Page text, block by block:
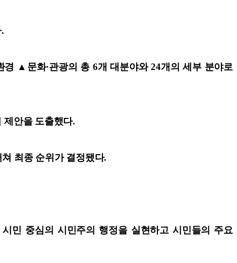
▲문화·관광의 총 6개 대분야와 24개의 세부 분야로
제안을 도출했다.
최종 순위가 결정됐다.
민 중심의 시민주의 행정을 실현하고 시민들의 주요